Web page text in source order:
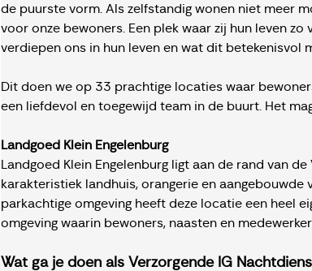
de puurste vorm. Als zelfstandig wonen niet meer
voor onze bewoners. Een plek waar zij hun leven
verdiepen ons in hun leven en wat dit betekenisvol
Dit doen we op 33 prachtige locaties waar
een liefdevol en toegewijd team in de buurt. Het
Landgoed Klein Engelenburg
Landgoed Klein Engelenburg ligt aan de rand van
karakteristiek landhuis, orangerie en
parkachtige omgeving heeft deze locatie een heel
omgeving waarin bewoners, naasten en
Wat ga je doen als Verzorgende IG